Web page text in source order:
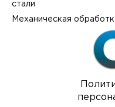
стали
Механическая